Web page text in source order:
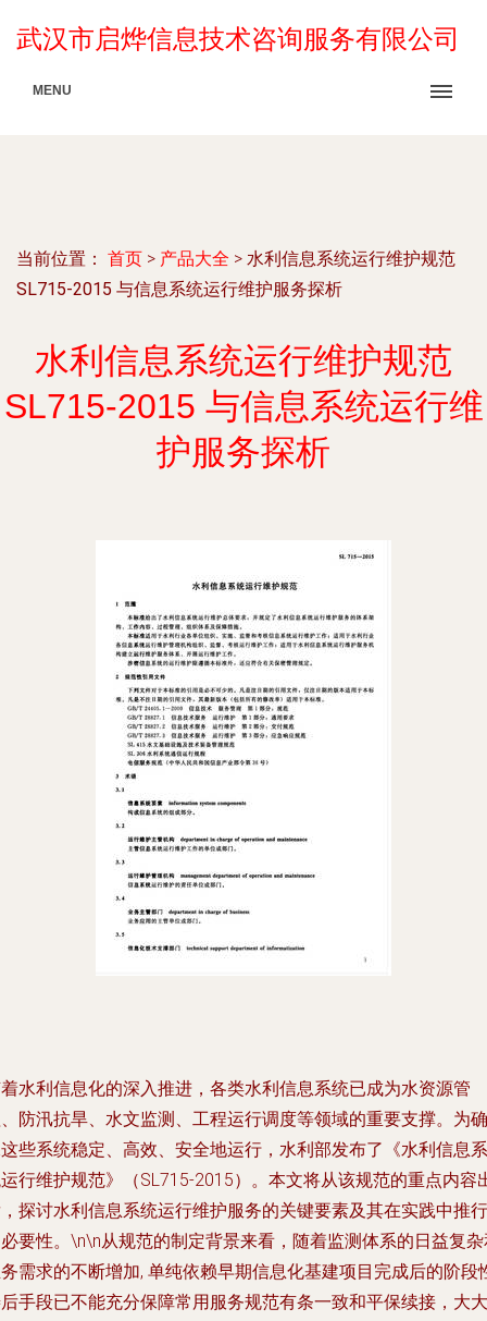
武汉市启烨信息技术咨询服务有限公司
MENU
当前位置： 首页 > 产品大全 > 水利信息系统运行维护规范
SL715-2015 与信息系统运行维护服务探析
水利信息系统运行维护规范
SL715-2015 与信息系统运行维
护服务探析
水利信息化的深入推进，各类水利信息系统已成为水资源管
防汛抗旱、水文监测、工程运行调度等领域的重要支撑。为确
些系统稳定、高效、安全地运行，水利部发布了《水利信息系
行维护规范》（SL715-2015）。本文将从该规范的重点内容
探讨水利信息系统运行维护服务的关键要素及其在实践中推行
要性。\n\n从规范的制定背景来看，随着监测体系的日益复
需求的不断增加, 单纯依赖早期信息化基建项目完成后的阶段
手段已不能充分保障常用服务规范有条一致和平保续接，大大